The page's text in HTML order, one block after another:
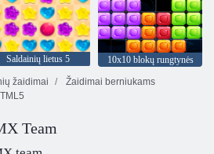
Saldainių lietus 5
10x10 blokų rungtynės
žaidimai
Žaidimai berniukams
Team